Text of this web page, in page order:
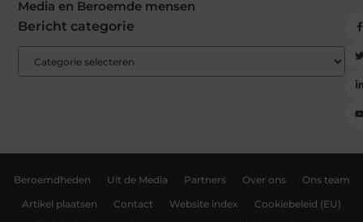
Media en Beroemde mensen
Bericht categorie
Beroemdheden Uit de Media Partners Over ons Ons team
Artikel plaatsen Contact Website index Cookiebeleid (EU)